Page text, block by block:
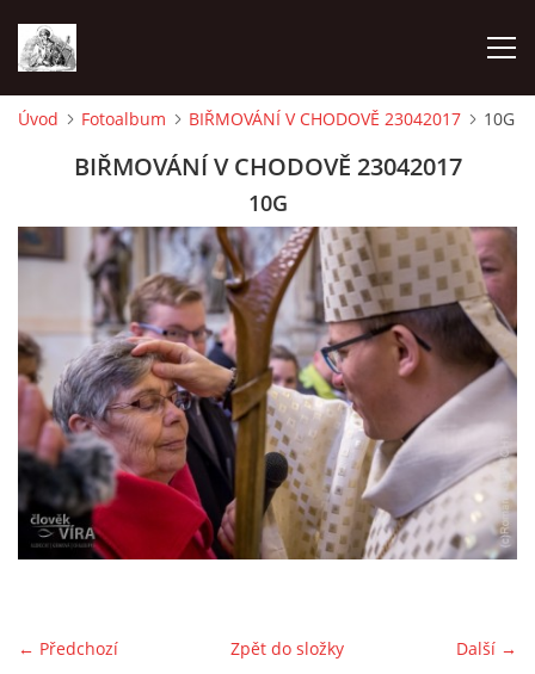
PRAVIDELNÉ AKCE
KONTAKT
KOSTELY CHODOVSKÉ FARNOSTI
FOTOALBUM
Úvod Fotoalbum BIŘMOVÁNÍ V CHODOVĚ 23042017 10G
BIŘMOVÁNÍ V CHODOVĚ 23042017
10G
← Předchozí Další →
Zpět do složky